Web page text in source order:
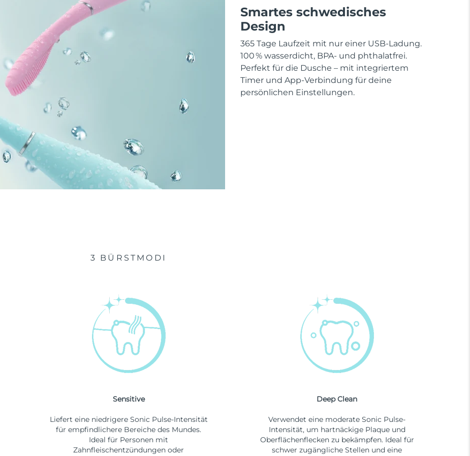
Smartes schwedisches
Design
365 Tage Laufzeit mit nur einer USB-Ladung.
100 % wasserdicht, BPA- und phthalatfrei.
Perfekt für die Dusche – mit integriertem
Timer und App-Verbindung für deine
persönlichen Einstellungen.
3 BÜRSTMODI
Sensitive
Liefert eine niedrigere Sonic Pulse-Intensität
für empfindlichere Bereiche des Mundes.
Ideal für Personen mit
Zahnfleischentzündungen oder
Deep Clean
Verwendet eine moderate Sonic Pulse-
Intensität, um hartnäckige Plaque und
Oberflächenflecken zu bekämpfen. Ideal für
schwer zugängliche Stellen und eine